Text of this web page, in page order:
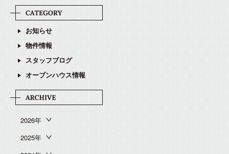
お知らせ
物件情報
スタッフブログ
オープンハウス情報
2026年
2025年